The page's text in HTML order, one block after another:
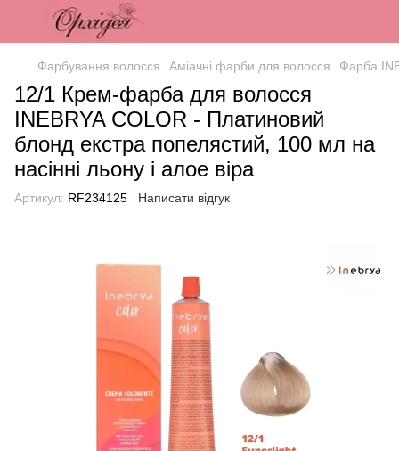
Фарбування волосся Аміачні фарби для волосся Фарба
12/1 Крем-фарба для волосся
INEBRYA COLOR - Платиновий
блонд екстра попелястий, 100 мл на
насінні льону і алое віра
Артикул: RF234125 Написати відгук